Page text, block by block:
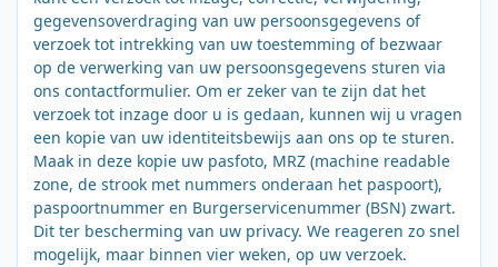
gegevensoverdraging van uw persoonsgegevens of
verzoek tot intrekking van uw toestemming of bezwaar
op de verwerking van uw persoonsgegevens sturen via
ons contactformulier. Om er zeker van te zijn dat het
verzoek tot inzage door u is gedaan, kunnen wij u vragen
een kopie van uw identiteitsbewijs aan ons op te sturen.
Maak in deze kopie uw pasfoto, MRZ (machine readable
zone, de strook met nummers onderaan het paspoort),
paspoortnummer en Burgerservicenummer (BSN) zwart.
Dit ter bescherming van uw privacy. We reageren zo snel
mogelijk, maar binnen vier weken, op uw verzoek.